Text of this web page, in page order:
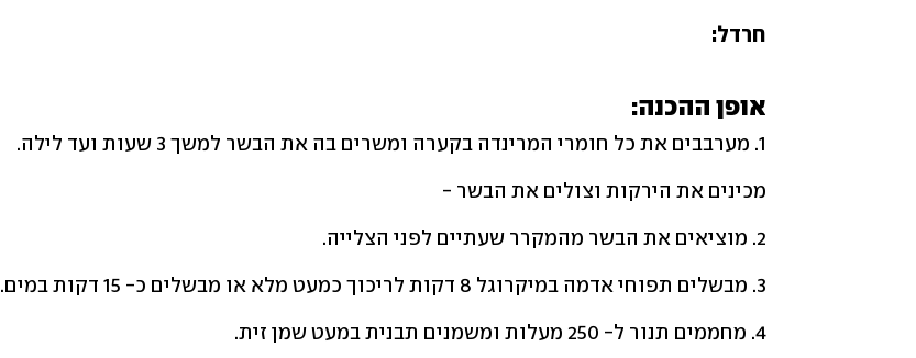
חרדל:
אופן ההכנה:
1. מערבבים את כל חומרי המרינדה בקערה ומשרים בה את הבשר למשך 3 שעות ועד לילה.
מכינים את הירקות וצולים את הבשר -
2. מוציאים את הבשר מהמקרר שעתיים לפני הצלייה.
3. מבשלים תפוחי אדמה במיקרוגל 8 דקות לריכוך כמעט מלא או מבשלים כ- 15 דקות במים.
4. מחממים תנור ל- 250 מעלות ומשמנים תבנית במעט שמן זית.